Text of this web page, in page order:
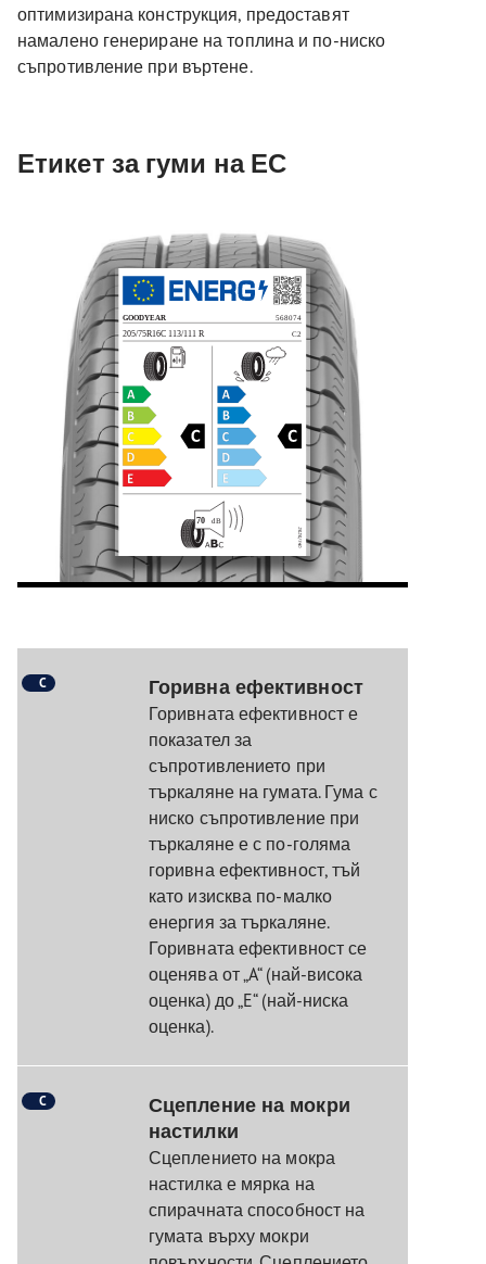
оптимизирана конструкция, предоставят
намалено генериране на топлина и по-ниско
съпротивление при въртене.
Етикет за гуми на ЕС
C Горивна ефективност
Горивната ефективност е
показател за
съпротивлението при
търкаляне на гумата. Гума с
ниско съпротивление при
търкаляне е с по-голяма
горивна ефективност, тъй
като изисква по-малко
енергия за търкаляне.
Горивната ефективност се
оценява от „A“ (най-висока
оценка) до „E“ (най-ниска
оценка).
C
Сцепление на мокри
настилки
Сцеплението на мокра
настилка е мярка на
спирачната способност на
гумата върху мокри